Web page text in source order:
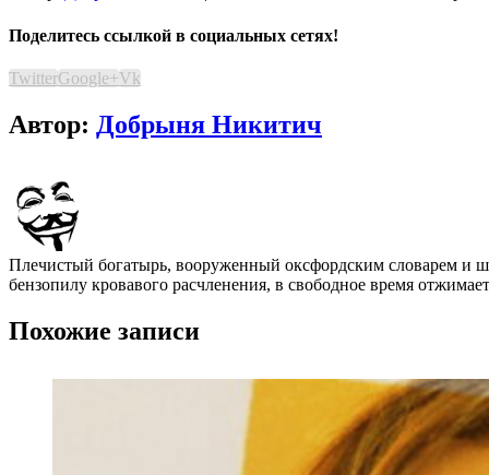
Поделитесь ссылкой в социальных сетях!
TwitterGoogle+Vk
Автор: Добрыня Никитич
Плечистый богатырь, вооруженный оксфордским словарем и
бензопилу кровавого расчленения, в свободное время
Похожие записи